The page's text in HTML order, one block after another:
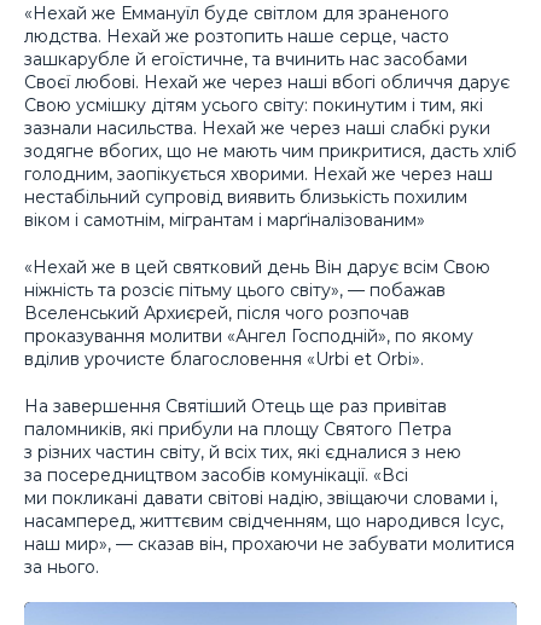
«Нехай же Еммануїл буде світлом для зраненого
людства. Нехай же розтопить наше серце, часто
зашкарубле й егоїстичне, та вчинить нас засобами
Своєї любові. Нехай же через наші вбогі обличчя дарує
Свою усмішку дітям усього світу: покинутим і тим, які
зазнали насильства. Нехай же через наші слабкі руки
зодягне вбогих, що не мають чим прикритися, дасть хліб
голодним, заопікується хворими. Нехай же через наш
нестабільний супровід виявить близькість похилим
віком і самотнім, мігрантам і марґіналізованим»
«Нехай же в цей святковий день Він дарує всім Свою
ніжність та розсіє пітьму цього світу», — побажав
Вселенський Архиєрей, після чого розпочав
проказування молитви «Ангел Господній», по якому
вділив урочисте благословення «Urbi et Orbi».
На завершення Святіший Отець ще раз привітав
паломників, які прибули на площу Святого Петра
з різних частин світу, й всіх тих, які єдналися з нею
за посередництвом засобів комунікації. «Всі
ми покликані давати світові надію, звіщаючи словами і,
насамперед, життєвим свідченням, що народився Ісус,
наш мир», — сказав він, прохаючи не забувати молитися
за нього.